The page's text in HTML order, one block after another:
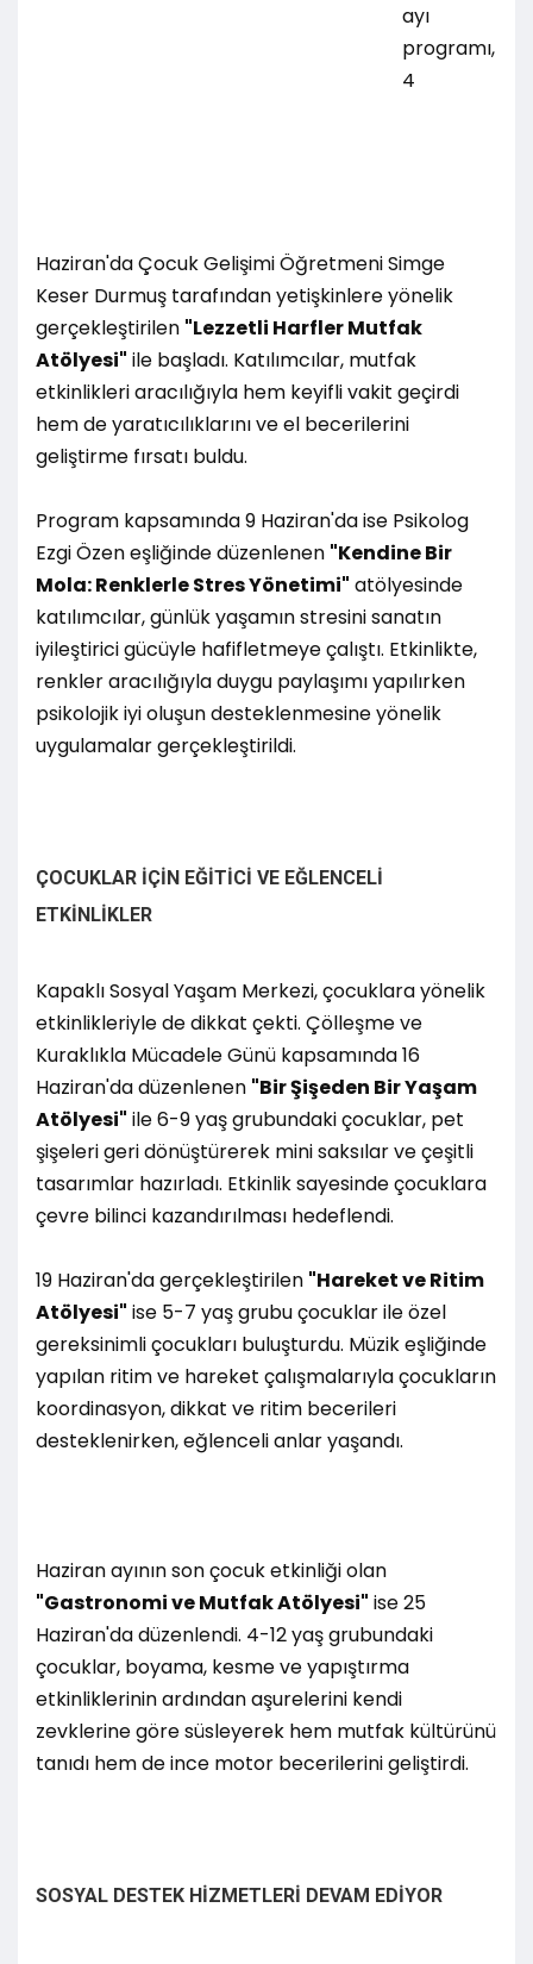
ayı
programı,
4
Haziran'da Çocuk Gelişimi Öğretmeni Simge
Keser Durmuş tarafından yetişkinlere yönelik
gerçekleştirilen "Lezzetli Harfler Mutfak
Atölyesi" ile başladı. Katılımcılar, mutfak
etkinlikleri aracılığıyla hem keyifli vakit geçirdi
hem de yaratıcılıklarını ve el becerilerini
geliştirme fırsatı buldu.
Program kapsamında 9 Haziran'da ise Psikolog
Ezgi Özen eşliğinde düzenlenen "Kendine Bir
Mola: Renklerle Stres Yönetimi" atölyesinde
katılımcılar, günlük yaşamın stresini sanatın
iyileştirici gücüyle hafifletmeye çalıştı. Etkinlikte,
renkler aracılığıyla duygu paylaşımı yapılırken
psikolojik iyi oluşun desteklenmesine yönelik
uygulamalar gerçekleştirildi.
ÇOCUKLAR İÇİN EĞİTİCİ VE EĞLENCELİ
ETKİNLİKLER
Kapaklı Sosyal Yaşam Merkezi, çocuklara yönelik
etkinlikleriyle de dikkat çekti. Çölleşme ve
Kuraklıkla Mücadele Günü kapsamında 16
Haziran'da düzenlenen "Bir Şişeden Bir Yaşam
Atölyesi" ile 6-9 yaş grubundaki çocuklar, pet
şişeleri geri dönüştürerek mini saksılar ve çeşitli
tasarımlar hazırladı. Etkinlik sayesinde çocuklara
çevre bilinci kazandırılması hedeflendi.
19 Haziran'da gerçekleştirilen "Hareket ve Ritim
Atölyesi" ise 5-7 yaş grubu çocuklar ile özel
gereksinimli çocukları buluşturdu. Müzik eşliğinde
yapılan ritim ve hareket çalışmalarıyla çocukların
koordinasyon, dikkat ve ritim becerileri
desteklenirken, eğlenceli anlar yaşandı.
Haziran ayının son çocuk etkinliği olan
"Gastronomi ve Mutfak Atölyesi" ise 25
Haziran'da düzenlendi. 4-12 yaş grubundaki
çocuklar, boyama, kesme ve yapıştırma
etkinliklerinin ardından aşurelerini kendi
zevklerine göre süsleyerek hem mutfak kültürünü
tanıdı hem de ince motor becerilerini geliştirdi.
SOSYAL DESTEK HİZMETLERİ DEVAM EDİYOR